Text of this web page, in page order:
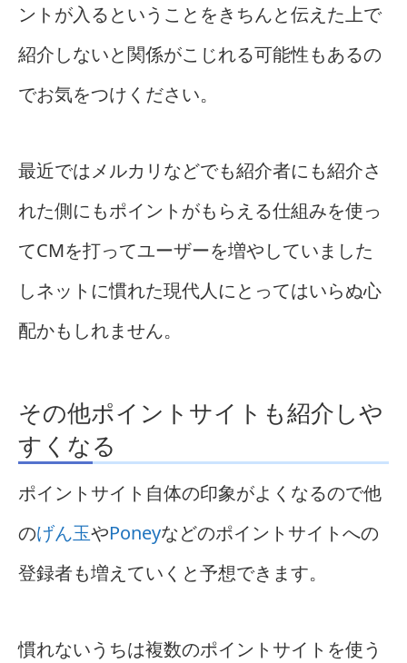
ントが入るということをきちんと伝えた上で
紹介しないと関係がこじれる可能性もあるの
でお気をつけください。
最近ではメルカリなどでも紹介者にも紹介さ
れた側にもポイントがもらえる仕組みを使っ
てCMを打ってユーザーを増やしていました
しネットに慣れた現代人にとってはいらぬ心
配かもしれません。
その他ポイントサイトも紹介しや
すくなる
ポイントサイト自体の印象がよくなるので他
のげん玉やPoneyなどのポイントサイトへの
登録者も増えていくと予想できます。
慣れないうちは複数のポイントサイトを使う